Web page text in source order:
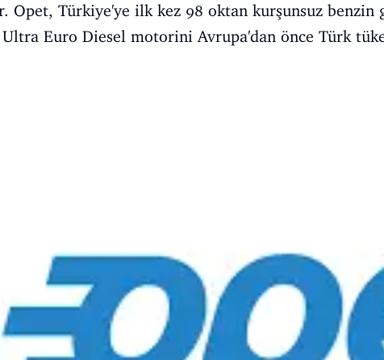
Opet, Türkiye'ye ilk kez 98 oktan kurşunsuz
Ultra Euro Diesel motorini Avrupa'dan önce Türk